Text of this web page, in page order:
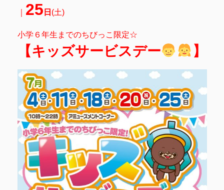
25 日 (土)
小学６年生までのちびっこ限定☆
【キッズサービスデー 】